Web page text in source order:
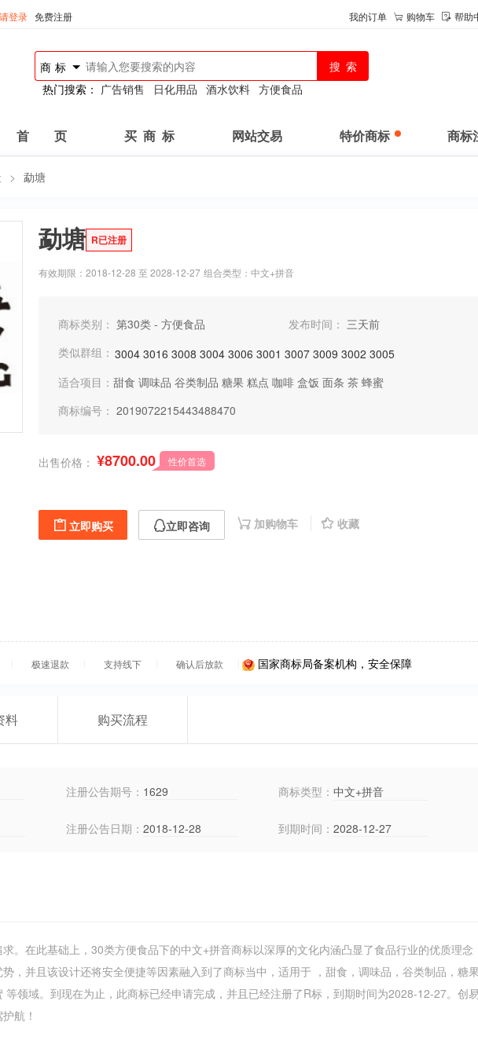
请登录 免费注册 我的订单 购物车 帮助
商标
热门搜索： 广告销售 日化用品 酒水饮料 方便食品
首 页 买 商 标 网站交易 特价商标 商标
> 勐塘
勐塘 R已注册
有效期限：2018-12-28 至 2028-12-27 组合类型：中文+拼音
商标类别： 第30类 - 方便食品 发布时间： 三天前
类似群组： 3004 3016 3008 3004 3006 3001 3007 3009 3002 3005
适合项目： 甜食 调味品 谷类制品 糖果 糕点 咖啡 盒饭 面条 茶 蜂蜜
商标编号： 2019072215443488470
出售价格： ¥8700.00 性价首选
立即购买 立即咨询 加购物车 收藏
极速退款 支持线下 确认后放款 国家商标局备案机构，安全保障
料 购买流程
注册公告期号： 1629 商标类型： 中文+拼音
注册公告日期： 2018-12-28 到期时间： 2028-12-27
。在此基础上，30类方便食品下的中文+拼音商标以深厚的文化内涵凸显了食品行业的优质理念
，并且该设计还将安全便捷等因素融入到了商标当中，适用于 ，甜食，调味品，谷类制品，糖
等领域。到现在为止，此商标已经申请完成，并且已经注册了R标，到期时间为2028-12-27。创
航！